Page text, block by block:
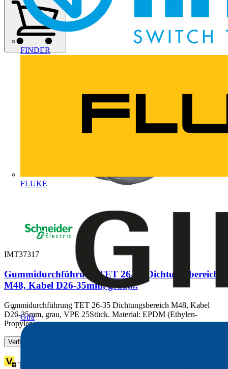
FINDER
FLUKE
Gira
IMT37317
Gummidurchführung TET 26-35 Dichtungsbereich
M48, Kabel D26-35mm, grau,...
Gummidurchführung TET 26-35 Dichtungsbereich M48, Kabel
D26-35mm, grau, VPE 25Stück. Material: EPDM (Ethylen-
Propylen...
Verfügbar: 1 Händler
Treuepunkte: